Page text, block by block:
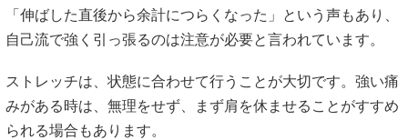
「伸ばした直後から余計につらくなった」という声もあり、
自己流で強く引っ張るのは注意が必要と言われています。
ストレッチは、状態に合わせて行うことが大切です。強い痛
みがある時は、無理をせず、まず肩を休ませることがすすめ
られる場合もあります。